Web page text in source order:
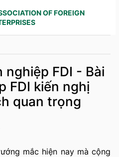
OF FOREIGN
nghiệp FDI - Bài
FDI kiến nghị
quan trọng
mắc hiện nay mà cộng